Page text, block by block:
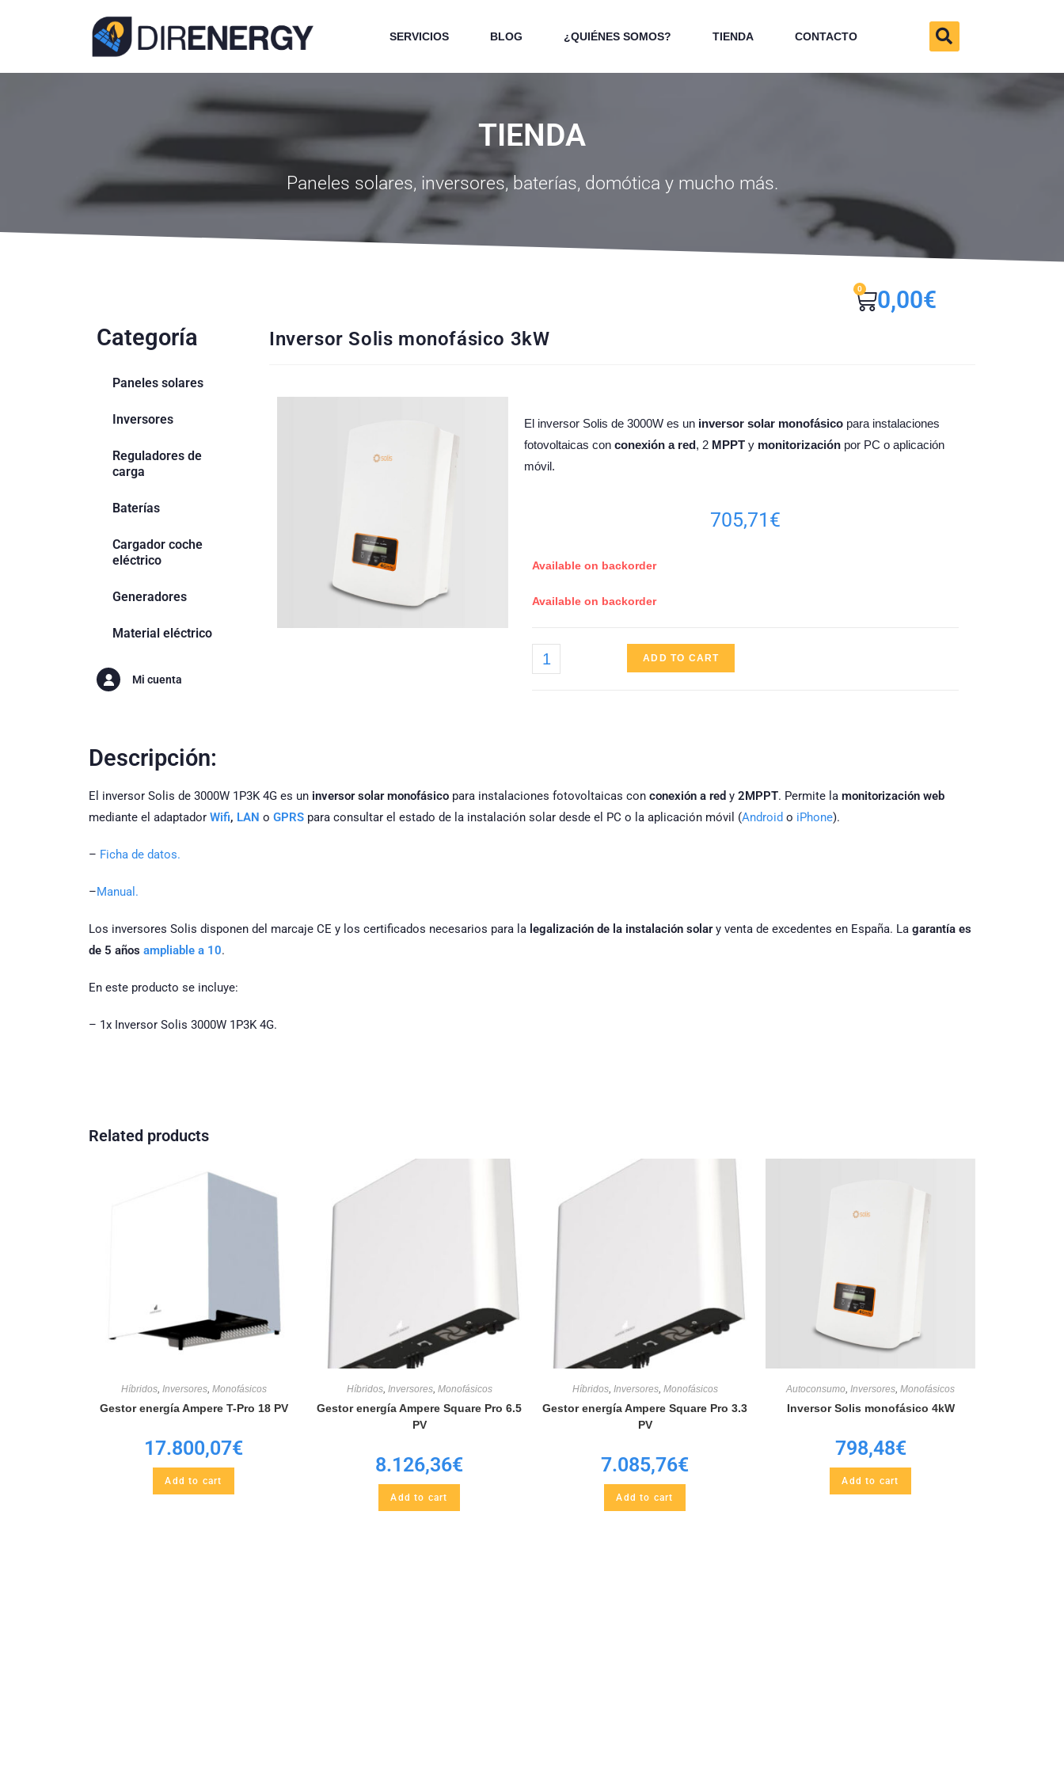
SERVICIOS BLOG ¿QUIÉNES SOMOS? TIENDA CONTACTO
TIENDA
Paneles solares, inversores, baterías, domótica y mucho más.
Categoría
Paneles solares
Inversores
Reguladores de
carga
Baterías
Cargador coche
eléctrico
Generadores
Material eléctrico
Mi cuenta
0,00€
0
Inversor Solis monofásico 3kW
El inversor Solis de 3000W es un inversor solar monofásico para instalaciones
fotovoltaicas conconexión a red, 2 MPPT y monitorización por PC o aplicación
móvil.
705,71 €
Available on backorder
Available on backorder
ADD TO CART
Descripción:
El inversor Solis de 3000W 1P3K 4G es un inversor solar monofásico para instalaciones fotovoltaicas con conexión a red y 2MPPT. Permite la monitorización web
mediante el adaptador Wifi, LAN o GPRS para consultar el estado de la instalación solar desde el PC o la aplicación móvil (Android o iPhone).
– Ficha de datos.
–Manual.
Los inversores Solis disponen del marcaje CE y los certificados necesarios para la legalización de la instalación solary venta de excedentes en España. La garantía es
de 5 años ampliable a 10.
En este producto se incluye:
– 1x Inversor Solis 3000W 1P3K 4G.
Related products
Híbridos, Inversores, Monofásicos
Gestor energía Ampere T-Pro 18 PV
17.800,07€
Add to cart
Híbridos, Inversores, Monofásicos
Gestor energía Ampere Square Pro 6.5
PV
8.126,36€
Add to cart
Híbridos, Inversores, Monofásicos
Gestor energía Ampere Square Pro 3.3
PV
7.085,76€
Add to cart
Autoconsumo, Inversores, Monofásicos
Inversor Solis monofásico 4kW
798,48€
Add to cart